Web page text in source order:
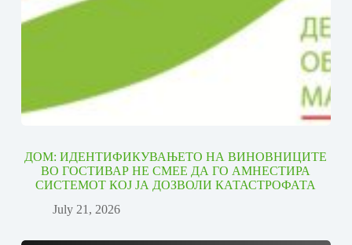
ДОМ: ИДЕНТИФИКУВАЊЕТО НА ВИНОВНИЦИТЕ
ВО ГОСТИВАР НЕ СМЕЕ ДА ГО АМНЕСТИРА
СИСТЕМОТ КОЈ ЈА ДОЗВОЛИ КАТАСТРОФАТА
July 21, 2026